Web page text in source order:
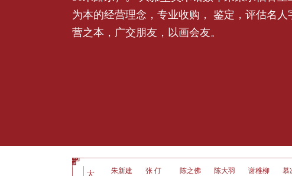
为本的经营理念，专业收购， 鉴定，评估名人
营之本，广交朋友，以画会友。
朱新建 张 仃 陈之佛 陈大羽 谢稚柳 慕凌飞 晏